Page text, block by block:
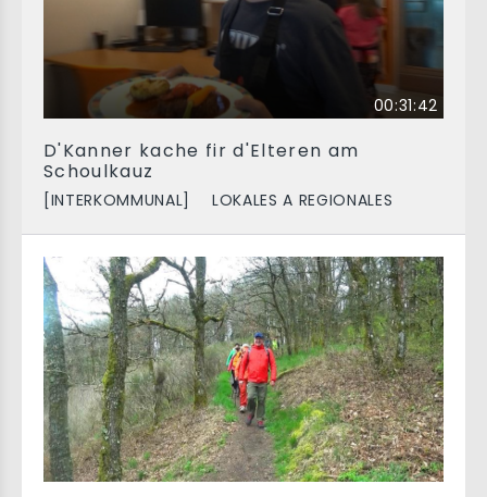
00:31:42
D'Kanner kache fir d'Elteren am
Schoulkauz
[INTERKOMMUNAL] LOKALES A REGIONALES